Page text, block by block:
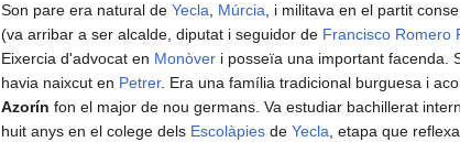
Son pare era natural de Yecla Múrcia , i militava en el partit
(va arribar a ser alcalde, diputat i seguidor de Francisco Romero
Eixercia d'advocat en Monòver i posseïa una important facenda.
havia naixcut en Petrer. Era una família tradicional burguesa i
Azorín fon el major de nou germans. Va estudiar bachillerat
huit anys en el colege dels Escolàpies de Yecla , etapa que